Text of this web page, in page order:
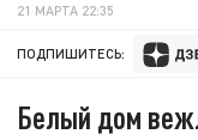
21 МАРТА 22:35
ПОДПИШИТЕСЬ:
Белый дом